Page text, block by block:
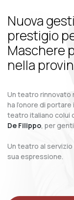
Nuova
prestigio
Maschere
nella
Un teatro rinnovato
ha l’onore di
teatro italiano colui
De Filippo, per
Un teatro al
sua espressione.